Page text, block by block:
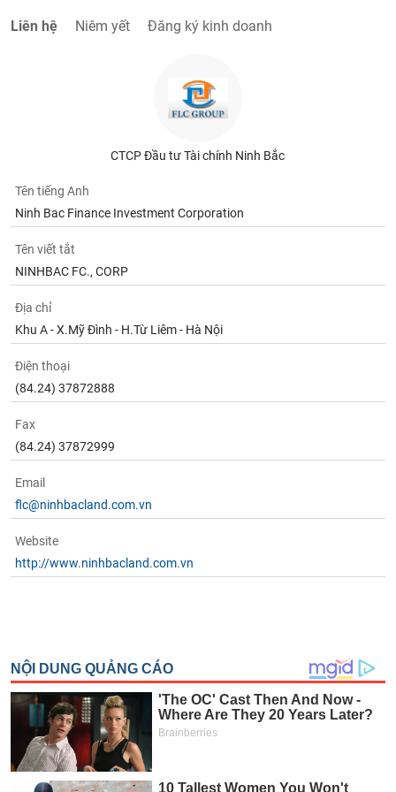
Liên hệ Niêm yết Đăng ký kinh doanh
CTCP Đầu tư Tài chính Ninh Bắc
Tên tiếng Anh
Ninh Bac Finance Investment Corporation
Tên viết tắt
NINHBAC FC., CORP
Địa chỉ
Khu A - X.Mỹ Đình - H.Từ Liêm - Hà Nội
Điện thoại
(84.24) 37872888
Fax
(84.24) 37872999
Email
flc@ninhbacland.com.vn
Website
http://www.ninhbacland.com.vn
TRUYỀN
BẤT
SẢN
Mã
chứng
(-)
Tất cả Cổ phiếu Chỉ số Chứng chỉ quỹ Chứng
Lãnh
đạo
(-)
Tất cả Người nội bộ
Tin
tức
viết
của
tác
giả
(-)
Báo
cáo